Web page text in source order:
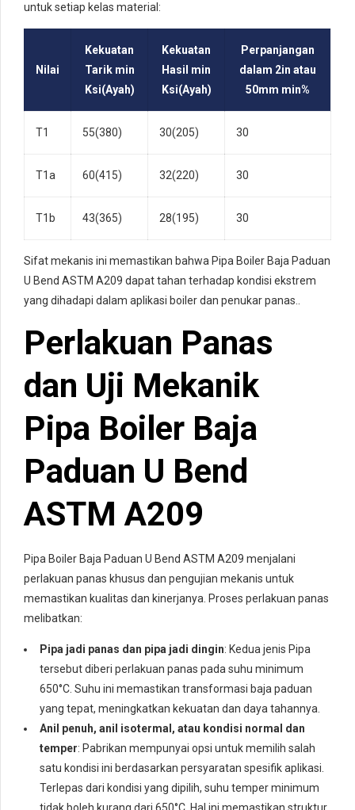
untuk setiap kelas material:
Nilai
Kekuatan
Tarik min
Ksi(Ayah)
Kekuatan
Hasil min
Ksi(Ayah)
Perpanjangan
dalam 2in atau
50mm min%
T1 55(380) 30(205) 30
T1a 60(415) 32(220) 30
T1b 43(365) 28(195) 30
Sifat mekanis ini memastikan bahwa Pipa Boiler Baja Paduan
U Bend ASTM A209 dapat tahan terhadap kondisi ekstrem
yang dihadapi dalam aplikasi boiler dan penukar panas..
Perlakuan Panas
dan Uji Mekanik
Pipa Boiler Baja
Paduan U Bend
ASTM A209
Pipa Boiler Baja Paduan U Bend ASTM A209 menjalani
perlakuan panas khusus dan pengujian mekanis untuk
memastikan kualitas dan kinerjanya. Proses perlakuan panas
melibatkan:
Pipa jadi panas dan pipa jadi dingin: Kedua jenis Pipa
tersebut diberi perlakuan panas pada suhu minimum
650°C. Suhu ini memastikan transformasi baja paduan
yang tepat, meningkatkan kekuatan dan daya tahannya.
Anil penuh, anil isotermal, atau kondisi normal dan
temper: Pabrikan mempunyai opsi untuk memilih salah
satu kondisi ini berdasarkan persyaratan spesifik aplikasi.
Terlepas dari kondisi yang dipilih, suhu temper minimum